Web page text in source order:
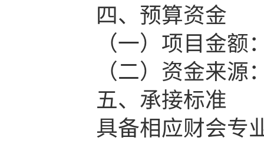
四、预算资金
（一）项目金额
（二）资金来源
五、承接标准
具备相应财会专